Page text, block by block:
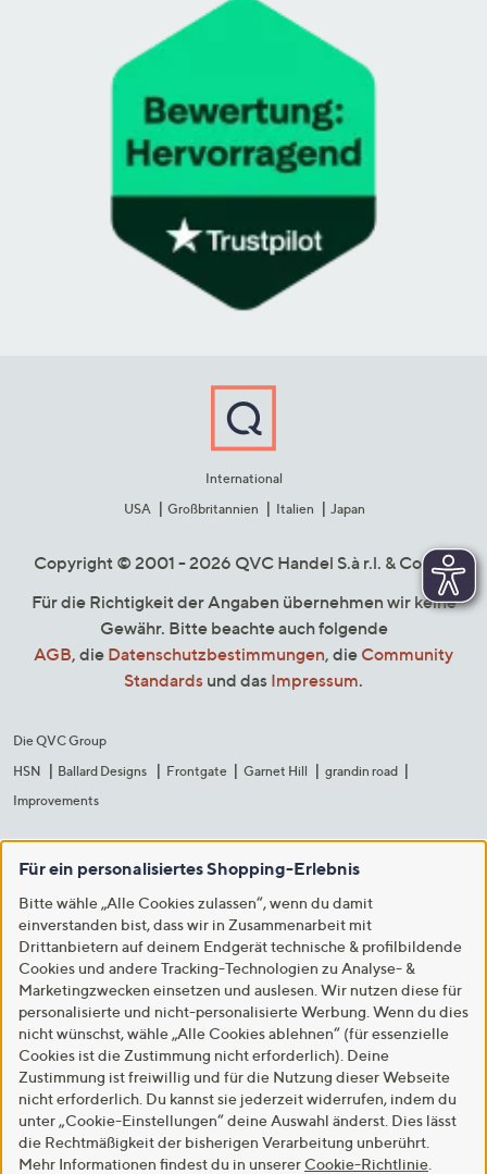
International
USA
Großbritannien Italien Japan
Copyright © 2001 - 2026 QVC Handel S.à r.l. & Co. KG
Für die Richtigkeit der Angaben übernehmen wir keine
Gewähr. Bitte beachte auch folgende
AGB, die Datenschutzbestimmungen, die Community
Standards und das Impressum.
Die QVC Group
HSN
Ballard Designs Frontgate Garnet Hill
grandin road
Improvements
Für ein personalisiertes Shopping-Erlebnis
Bitte wähle „Alle Cookies zulassen“, wenn du damit
einverstanden bist, dass wir in Zusammenarbeit mit
Drittanbietern auf deinem Endgerät technische & profilbildende
Cookies und andere Tracking-Technologien zu Analyse- &
Marketingzwecken einsetzen und auslesen. Wir nutzen diese für
personalisierte und nicht-personalisierte Werbung. Wenn du dies
nicht wünschst, wähle „Alle Cookies ablehnen“ (für essenzielle
Cookies ist die Zustimmung nicht erforderlich). Deine
Zustimmung ist freiwillig und für die Nutzung dieser Webseite
nicht erforderlich. Du kannst sie jederzeit widerrufen, indem du
unter „Cookie-Einstellungen“ deine Auswahl änderst. Dies lässt
die Rechtmäßigkeit der bisherigen Verarbeitung unberührt.
Mehr Informationen findest du in unserer Cookie-Richtlinie